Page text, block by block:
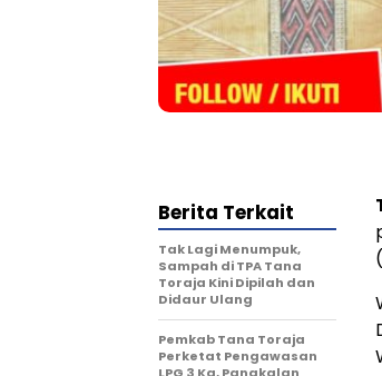
Berita Terkait
Tak Lagi Menumpuk,
Sampah di TPA Tana
Toraja Kini Dipilah dan
Didaur Ulang
Pemkab Tana Toraja
Perketat Pengawasan